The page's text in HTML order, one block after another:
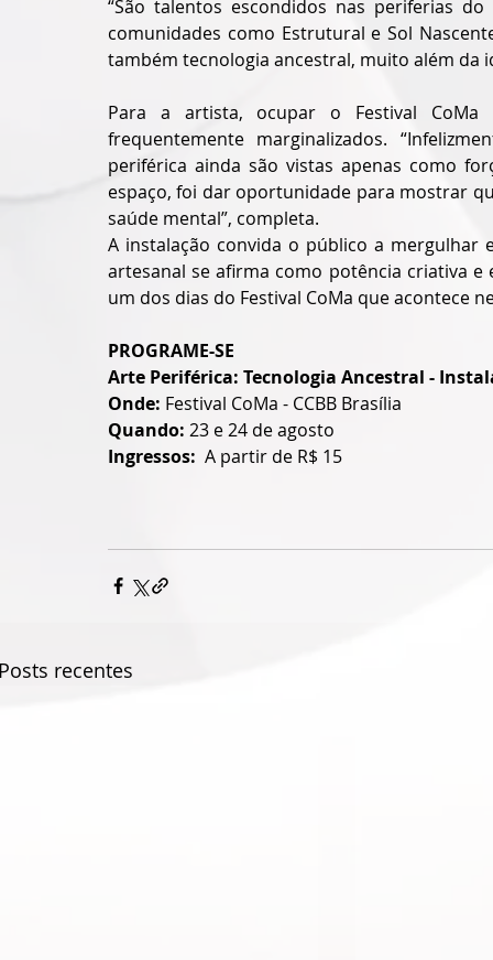
“São talentos escondidos nas periferias
comunidades como Estrutural e Sol
também tecnologia ancestral, muito além da
Para a artista, ocupar o Festival CoMa
frequentemente marginalizados.
periférica ainda são vistas apenas como
espaço, foi dar oportunidade para mostrar
saúde mental”, completa.
A instalação convida o público a
artesanal se afirma como potência criativa
um dos dias do Festival CoMa que acontece
PROGRAME-SE
Arte Periférica: Tecnologia Ancestral -
Onde: Festival CoMa - CCBB Brasília
Quando: 23 e 24 de agosto
Ingressos: A partir de R$ 15
recentes